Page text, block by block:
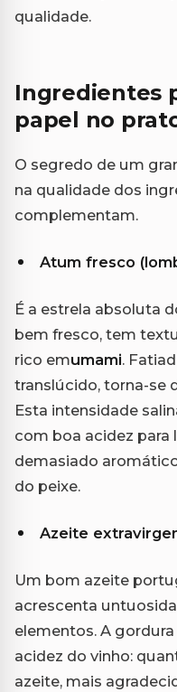
qualidade.
Ingredientes
papel no
O segredo de um
na qualidade dos
complementam.
Atum fresco
É a estrela absoluta
bem fresco, tem
rico emumami.
translúcido, torna-se
Esta intensidade
com boa acidez para
demasiado
do peixe.
Azeite
Um bom azeite
acrescenta
elementos. A
acidez do vinho:
azeite, mais